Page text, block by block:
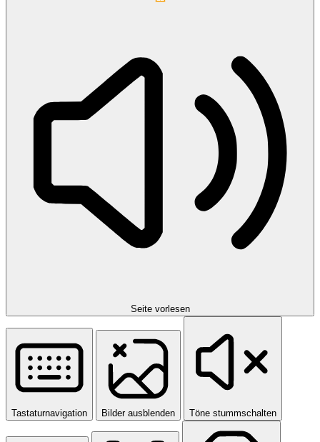
Seite vorlesen
Tastaturnavigation Bilder ausblenden Töne stummschalten